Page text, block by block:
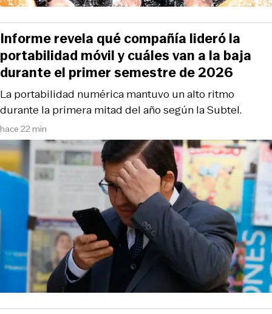
hace 22 min
La portabilidad numérica mantuvo un alto ritmo
durante la primera mitad del año según la Subtel.
Informe revela qué compañía lideró la
portabilidad móvil y cuáles van a la baja
durante el primer semestre de 2026